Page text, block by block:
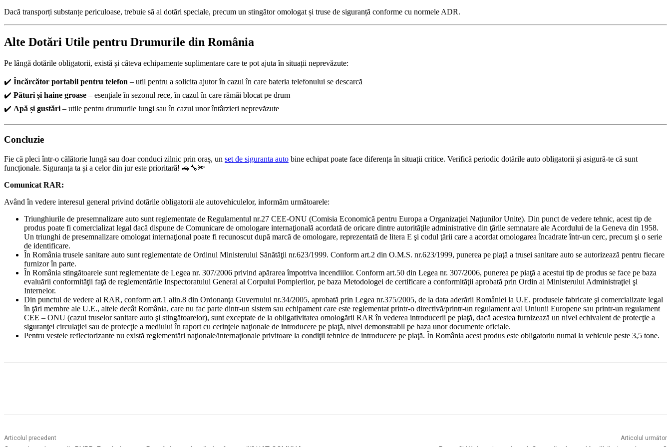
Dacă transporți substanțe periculoase, trebuie să ai dotări speciale, precum un stingător omologat și truse de siguranță conforme cu normele ADR.
Alte Dotări Utile pentru Drumurile din România
Pe lângă dotările obligatorii, există și câteva echipamente suplimentare care te pot ajuta în situații neprevăzute:
✔️ Încărcător portabil pentru telefon – util pentru a solicita ajutor în cazul în care bateria telefonului se descarcă
✔️ Pături și haine groase – esențiale în sezonul rece, în cazul în care rămâi blocat pe drum
✔️ Apă și gustări – utile pentru drumurile lungi sau în cazul unor întârzieri neprevăzute
Concluzie
Fie că pleci într-o călătorie lungă sau doar conduci zilnic prin oraș, un set de siguranta auto bine echipat poate face diferența în situații critice. Verifică periodic dotările auto obligatorii și asigură-te că sunt
funcționale. Siguranța ta și a celor din jur este prioritară! 🚗🔧🔦
Comunicat RAR:
Având în vedere interesul general privind dotările obligatorii ale autovehiculelor, informăm următoarele:
Triunghiurile de presemnalizare auto sunt reglementate de Regulamentul nr.27 CEE-ONU (Comisia Economică pentru Europa a Organizaţiei Naţiunilor Unite). Din punct de vedere tehnic, acest tip de
produs poate fi comercializat legal dacă dispune de Comunicare de omologare internaţională acordată de oricare dintre autorităţile administrative din ţările semnatare ale Acordului de la Geneva din 1958.
Un triunghi de presemnalizare omologat internaţional poate fi recunoscut după marcă de omologare, reprezentată de litera E şi codul ţării care a acordat omologarea încadrate într-un cerc, precum şi o serie
de identificare.
În România trusele sanitare auto sunt reglementate de Ordinul Ministerului Sănătăţii nr.623/1999. Conform art.2 din O.M.S. nr.623/1999, punerea pe piaţă a trusei sanitare auto se autorizează pentru fiecare
furnizor în parte.
În România stingătoarele sunt reglementate de Legea nr. 307/2006 privind apărarea împotriva incendiilor. Conform art.50 din Legea nr. 307/2006, punerea pe piaţă a acestui tip de produs se face pe baza
evaluării conformităţii faţă de reglementările Inspectoratului General al Corpului Pompierilor, pe baza Metodologei de certificare a conformităţii aprobată prin Ordin al Ministerului Administraţiei şi
Internelor.
Din punctul de vedere al RAR, conform art.1 alin.8 din Ordonanţa Guvernului nr.34/2005, aprobată prin Legea nr.375/2005, de la data aderării României la U.E. produsele fabricate şi comercializate legal
în ţări membre ale U.E., altele decât România, care nu fac parte dintr-un sistem sau echipament care este reglementat printr-o directivă/printr-un regulament a/al Uniunii Europene sau printr-un regulament
CEE – ONU (cazul truselor sanitare auto şi stingătoarelor), sunt exceptate de la obligativitatea omologării RAR în vederea introducerii pe piaţă, dacă acestea furnizează un nivel echivalent de protecţie a
siguranţei circulaţiei sau de protecţie a mediului în raport cu cerinţele naţionale de introducere pe piaţă, nivel demonstrabil pe baza unor documente oficiale.
Pentru vestele reflectorizante nu există reglementări naţionale/internaţionale privitoare la condiţii tehnice de introducere pe piaţă. În România acest produs este obligatoriu numai la vehicule peste 3,5 tone.
Articolul precedent Articolul următor